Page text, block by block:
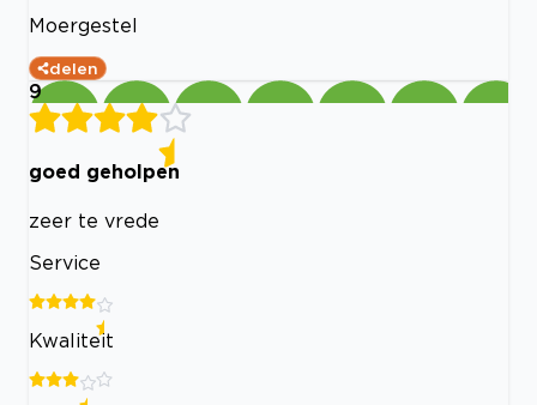
Moergestel
delen
9
goed geholpen
zeer te vrede
Service
Kwaliteit